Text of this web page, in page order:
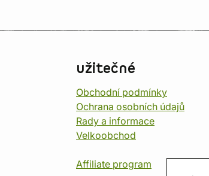
užitečné
Obchodní podmínky
Ochrana osobních údajů
Rady a informace
Velkoobchod
Affiliate program